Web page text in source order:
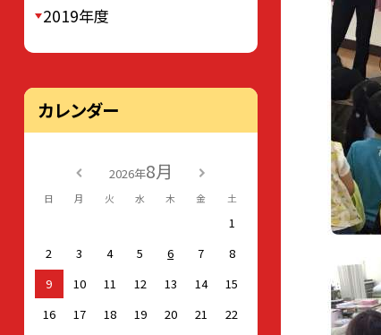
2019年度
カレンダー
2026年8月
日 月 火 水 木 金 土
1
2
3 4 5 6 7
8
9
10 11 12 13 14
15
16
17 18 19 20 21
22